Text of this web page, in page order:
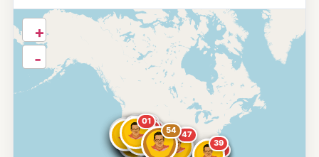
54 53
52
51
50
49
47
46
45
44
43
40
39
36
3226
23
20
19
1716
14
13 11
10
0807
04 03
01
+
-